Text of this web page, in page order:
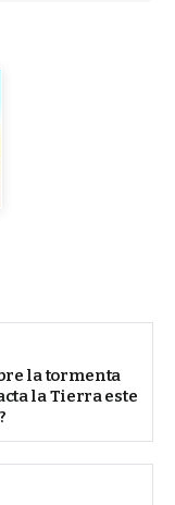
la tormenta
la Tierra este